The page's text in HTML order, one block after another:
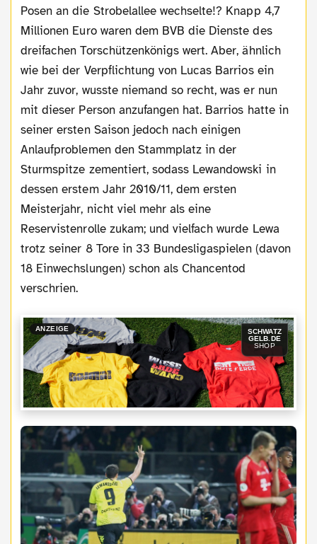
Posen an die Strobelallee wechselte!? Knapp 4,7
Millionen Euro waren dem BVB die Dienste des
dreifachen Torschützenkönigs wert. Aber, ähnlich
wie bei der Verpflichtung von Lucas Barrios ein
Jahr zuvor, wusste niemand so recht, was er nun
mit dieser Person anzufangen hat. Barrios hatte in
seiner ersten Saison jedoch nach einigen
Anlaufproblemen den Stammplatz in der
Sturmspitze zementiert, sodass Lewandowski in
dessen erstem Jahr 2010/11, dem ersten
Meisterjahr, nicht viel mehr als eine
Reservistenrolle zukam; und vielfach wurde Lewa
trotz seiner 8 Tore in 33 Bundesligaspielen (davon
18 Einwechslungen) schon als Chancentod
verschrien.
ANZEIGE
SCHWATZ
GELB.DE
SHOP